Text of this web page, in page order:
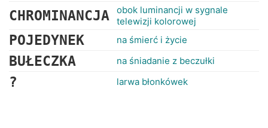
CHROMINANCJA
obok luminancji w sygnale
telewizji kolorowej
POJEDYNEK na śmierć i życie
BUŁECZKA na śniadanie z beczułki
? larwa błonkówek